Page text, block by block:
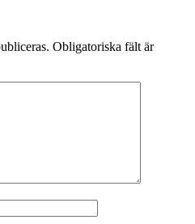
Obligatoriska fält är